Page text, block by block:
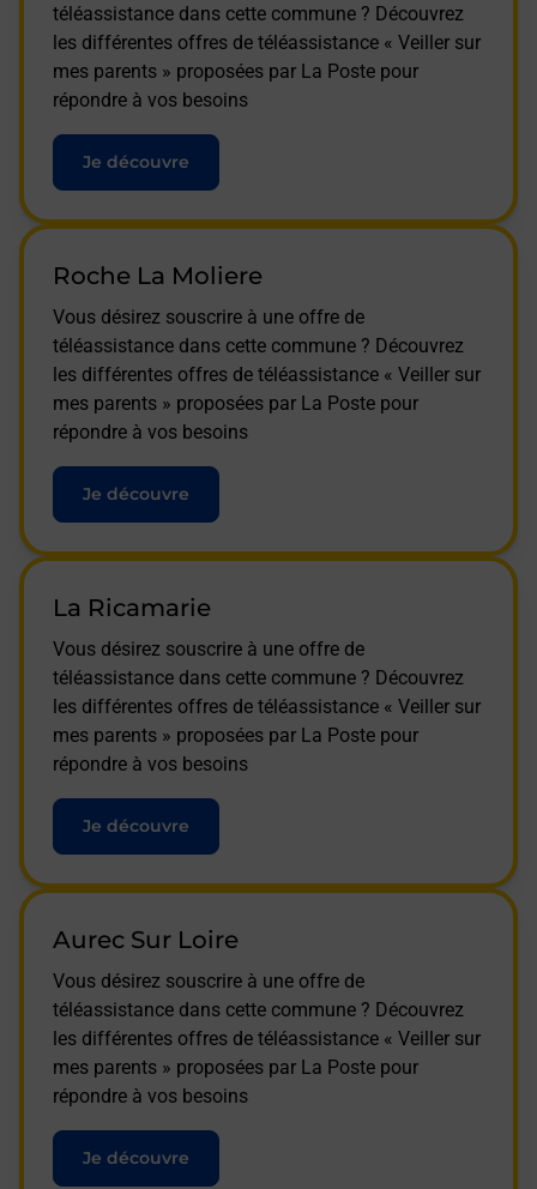
téléassistance dans cette commune ? Découvrez
les différentes offres de téléassistance « Veiller sur
mes parents » proposées par La Poste pour
répondre à vos besoins
Je découvre
Roche La Moliere
Vous désirez souscrire à une offre de
téléassistance dans cette commune ? Découvrez
les différentes offres de téléassistance « Veiller sur
mes parents » proposées par La Poste pour
répondre à vos besoins
Je découvre
La Ricamarie
Vous désirez souscrire à une offre de
téléassistance dans cette commune ? Découvrez
les différentes offres de téléassistance « Veiller sur
mes parents » proposées par La Poste pour
répondre à vos besoins
Je découvre
Aurec Sur Loire
Vous désirez souscrire à une offre de
téléassistance dans cette commune ? Découvrez
les différentes offres de téléassistance « Veiller sur
mes parents » proposées par La Poste pour
répondre à vos besoins
Je découvre